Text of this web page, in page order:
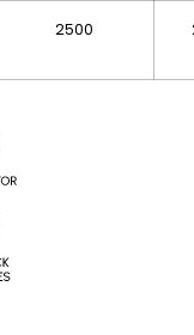
2500